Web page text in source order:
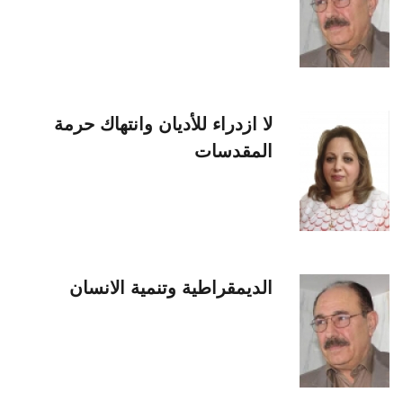
لا ازدراء للأديان وانتهاك حرمة
المقدسات
الديمقراطية وتنمية الانسان